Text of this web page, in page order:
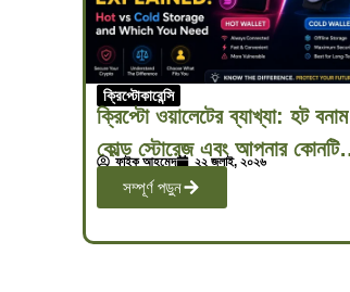
ক্রিপ্টোকারেন্সি
ক্রিপ্টো ওয়ালেটের ব্যাখ্যা: হট বনাম
কোল্ড স্টোরেজ এবং আপনার কোনটি
প্রয়োজন
ফাইক আহমেদ ২২ জুলাই, ২০২৬
সম্পূর্ণ পড়ুন